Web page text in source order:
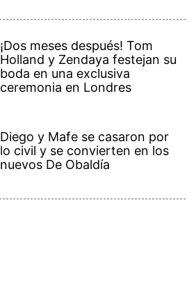
¡Dos meses después! Tom
Holland y Zendaya festejan su
boda en una exclusiva
ceremonia en Londres
Diego y Mafe se casaron por
lo civil y se convierten en los
nuevos De Obaldía